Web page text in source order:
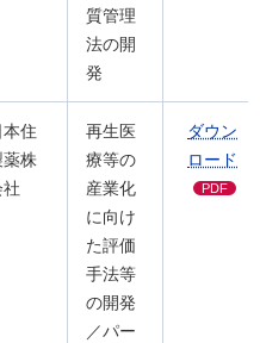
質管理
法の開
発
本住
薬株
再生医
療等の
産業化
に向け
た評価
手法等
の開発
／パー
ダウン
ロード
PDF